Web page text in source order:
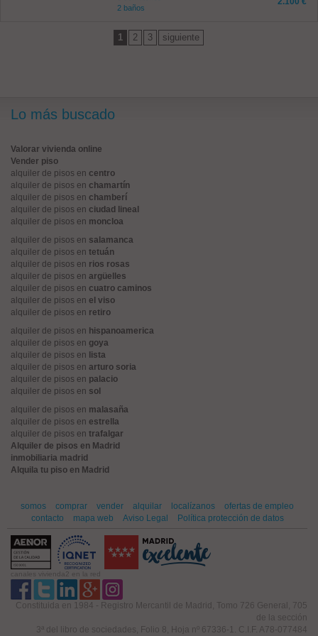
2 baños
1 2 3 siguiente
Lo más buscado
Valorar vivienda online
Vender piso
alquiler de pisos en centro
alquiler de pisos en chamartín
alquiler de pisos en chamberí
alquiler de pisos en ciudad lineal
alquiler de pisos en moncloa
alquiler de pisos en salamanca
alquiler de pisos en tetuán
alquiler de pisos en rios rosas
alquiler de pisos en argüelles
alquiler de pisos en cuatro caminos
alquiler de pisos en el viso
alquiler de pisos en retiro
alquiler de pisos en hispanoamerica
alquiler de pisos en goya
alquiler de pisos en lista
alquiler de pisos en arturo soria
alquiler de pisos en palacio
alquiler de pisos en sol
alquiler de pisos en malasaña
alquiler de pisos en estrella
alquiler de pisos en trafalgar
Alquiler de pisos en Madrid
inmobiliaria madrid
Alquila tu piso en Madrid
somos comprar vender alquilar localízanos
ofertas de empleo
contacto
mapa web Aviso Legal Política protección de datos
canales vivienda2 en la red
Constituida en 1984 - Registro Mercantil de Madrid, Tomo 726 General, 705
de la sección
3ª del libro de sociedades, Folio 8, Hoja nº 67336-1. C.I.F. A78-077484